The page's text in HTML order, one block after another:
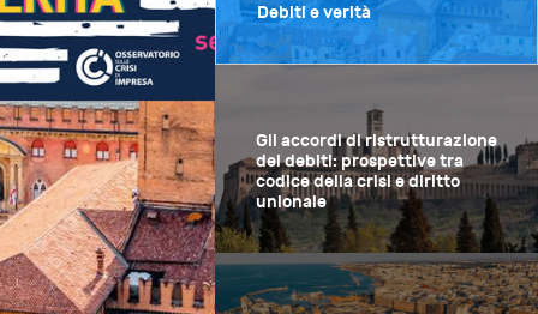
ristrutturazione dei debiti:
prospettive tra codice della
crisi e diritto unionale